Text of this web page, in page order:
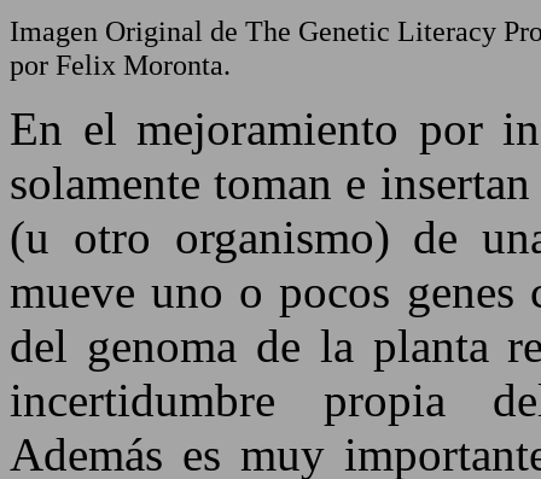
Imagen Original de The Genetic Literacy
por Felix Moronta.
En el mejoramiento por
solamente toman e
(u otro organismo) de
mueve uno o pocos genes
del genoma de la planta
incertidumbre propia
Además es muy